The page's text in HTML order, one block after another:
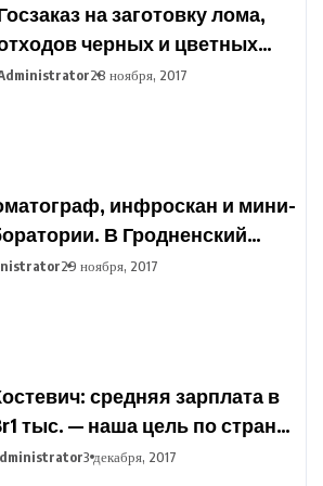
на заготовку лома,
черных и цветных
в 2018 году
28 ноября, 2017
инфроскан и мини-
В Гродненский
парк
29 ноября, 2017
средняя зарплата в
тыс. — наша цель по стране,
дифференциация по
3 декабря, 2017